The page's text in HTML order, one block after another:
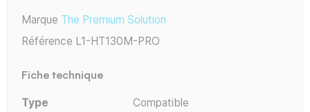
Marque The Premium Solution
Référence L1-HT130M-PRO
Fiche technique
Type Compatible